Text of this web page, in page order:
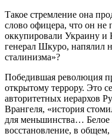
Такое стремление она
слово офицера, что он не
оккупировали Украину и
генерал Шкуро, напялил
сталинизма»?
Победившая революция
открытому террору. Это
авторитетных иерархов
Врангеля, «история
для меньшинства…
восстановление, в